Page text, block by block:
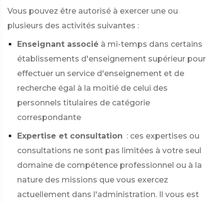
Vous pouvez être autorisé à exercer une ou
plusieurs des activités suivantes :
Enseignant associé à mi-temps dans certains
établissements d'enseignement supérieur pour
effectuer un service d'enseignement et de
recherche égal à la moitié de celui des
personnels titulaires de catégorie
correspondante
Expertise et consultation : ces expertises ou
consultations ne sont pas limitées à votre seul
domaine de compétence professionnel ou à la
nature des missions que vous exercez
actuellement dans l'administration. Il vous est